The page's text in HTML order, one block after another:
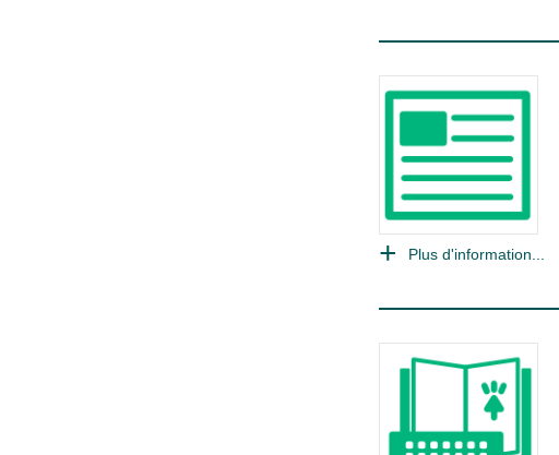
Plus d'information...